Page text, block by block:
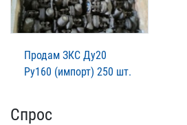
Продам ЗКС Ду20
Ру160 (импорт) 250 шт.
Спрос